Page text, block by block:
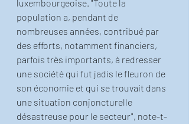
luxembourgeoise. "Toute la
population a, pendant de
nombreuses années, contribué par
des efforts, notamment financiers,
parfois très importants, à redresser
une société qui fut jadis le fleuron de
son économie et qui se trouvait dans
une situation conjoncturelle
désastreuse pour le secteur", note-t-